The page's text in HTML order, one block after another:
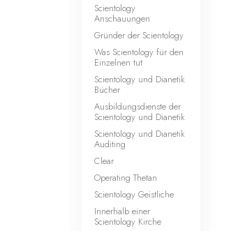
Scientology
Anschauungen
Gründer der Scientology
Was Scientology für den
Einzelnen tut
Scientology und Dianetik
Bücher
Ausbildungsdienste der
Scientology und Dianetik
Scientology und Dianetik
Auditing
Clear
Operating Thetan
Scientology Geistliche
Innerhalb einer
Scientology Kirche